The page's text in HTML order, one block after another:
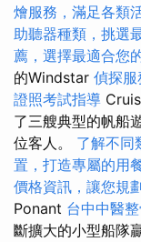
燴服務，滿足各類
助聽器種類，挑選
薦，選擇最適合您
的Windstar 偵探服
證照考試指導
了三艘典型的帆船
位客人。 了解不同
置，打造專屬的用
價格資訊，讓您規
Ponant 台中中醫
斷擴大的小型船隊